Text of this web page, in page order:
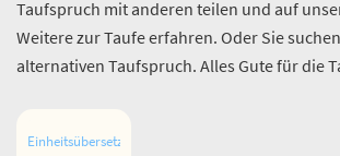
Taufspruch mit anderen teilen und auf
Weitere zur Taufe erfahren. Oder Sie
alternativen Taufspruch. Alles Gute für die
Einheitsübersetzung